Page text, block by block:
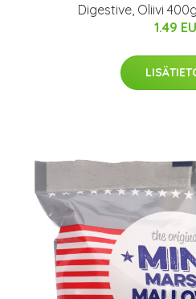
Digestive, Oliivi
1.49